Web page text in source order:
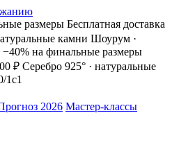
размеры Бесплатная доставка
камни Шоурум ·
на финальные размеры
₽ Серебро 925° · натуральные
1с1
2026 Мастер-классы